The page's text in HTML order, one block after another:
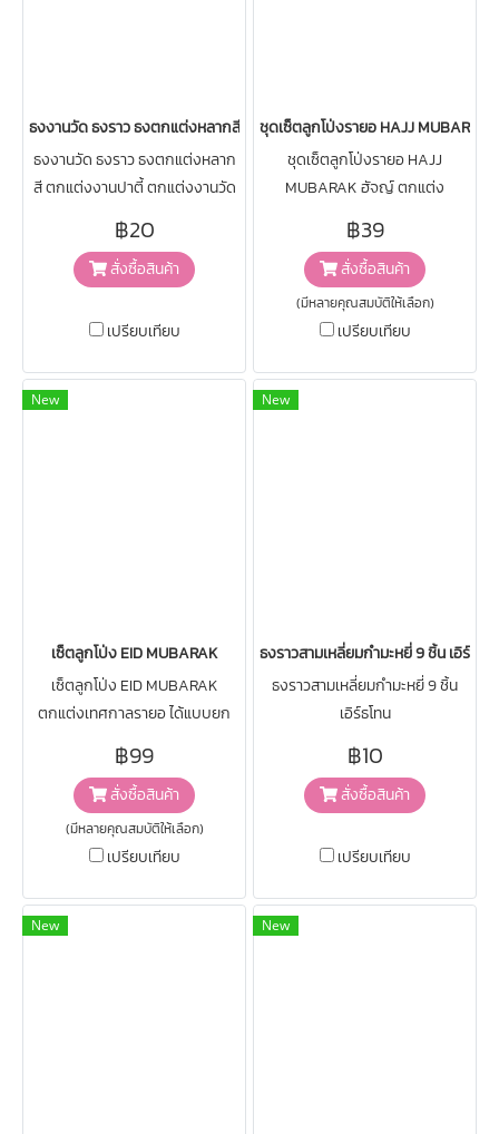
ธงงานวัด ธงราว ธงตกแต่งหลากสี ตกแต่งงานปาตี้
ธงงานวัด ธงราว ธงตกแต่งหลาก
สี ตกแต่งงานปาตี้ ตกแต่งงานวัด
ความยาวว 5 เมตร
฿20
สั่งซื้อสินค้า
เปรียบเทียบ
ชุดเซ็ตลูกโป่งรายอ HAJJ MUBARAK
ชุดเซ็ตลูกโป่งรายอ HAJJ
MUBARAK ฮัจญ์ ตกแต่ง
฿39
สั่งซื้อสินค้า
(มีหลายคุณสมบัติให้เลือก)
เปรียบเทียบ
New
เซ็ตลูกโป่ง EID MUBARAK
เซ็ตลูกโป่ง EID MUBARAK
ตกแต่งเทศกาลรายอ ได้แบบยก
เซ็ตแบบจุกๆจ้า
฿99
สั่งซื้อสินค้า
(มีหลายคุณสมบัติให้เลือก)
เปรียบเทียบ
New
ธงราวสามเหลี่ยมกำมะหยี่ 9 ชิ้น เอิร์ธโทน
ธงราวสามเหลี่ยมกำมะหยี่ 9 ชิ้น
เอิร์ธโทน
฿10
สั่งซื้อสินค้า
เปรียบเทียบ
New New